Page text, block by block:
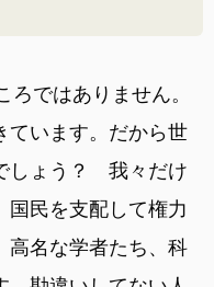
ではありません。
ています。だから世
しょう？ 我々だけ
国民を支配して権力
高名な学者たち、科